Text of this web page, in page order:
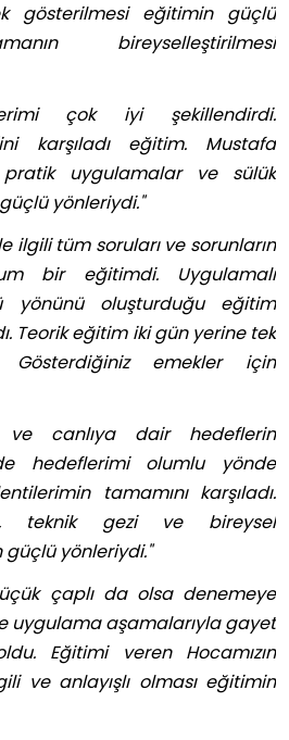
gösterilmesi eğitimin güçlü
bireyselleştirilmesi
çok iyi şekillendirdi.
karşıladı eğitim. Mustafa
pratik uygulamalar ve sülük
yönleriydi."
ilgili tüm soruları ve sorunların
bir eğitimdi. Uygulamalı
yönünü oluşturduğu eğitim
Teorik eğitim iki gün yerine tek
Gösterdiğiniz emekler için
ve canlıya dair hedeflerin
hedeflerimi olumlu yönde
tamamını karşıladı.
teknik gezi ve bireysel
yönleriydi."
çaplı da olsa denemeye
uygulama aşamalarıyla gayet
Eğitimi veren Hocamızın
ve anlayışlı olması eğitimin